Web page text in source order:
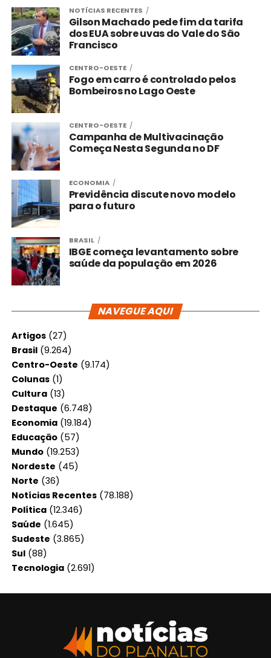
NOTÍCIAS RECENTES
Gilson Machado pede fim da tarifa
dos EUA sobre uvas do Vale do São
Francisco
CENTRO-OESTE
Fogo em carro é controlado pelos
Bombeiros no Lago Oeste
CENTRO-OESTE
Campanha de Multivacinação
Começa Nesta Segunda no DF
ECONOMIA
Previdência discute novo modelo
para o futuro
BRASIL
IBGE começa levantamento sobre
saúde da população em 2026
NAVEGUE AQUI
Artigos(27)
Brasil(9.264)
Centro-Oeste (9.174)
Colunas(1)
Cultura(13)
Destaque (6.748)
Economia(19.184)
Educação(57)
Mundo(19.253)
Nordeste (45)
Norte (36)
Notícias Recentes(78.188)
Política(12.346)
Saúde (1.645)
Sudeste (3.865)
Sul(88)
Tecnologia(2.691)